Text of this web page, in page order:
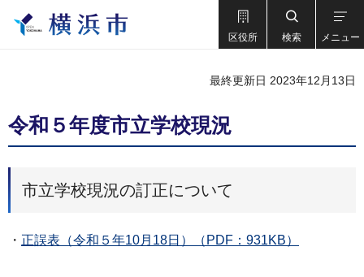
区役所 検索 メニュー
最終更新日 2023年12月13日
令和５年度市立学校現況
市立学校現況の訂正について
・ 正誤表（令和５年10月18日）（PDF：931KB）